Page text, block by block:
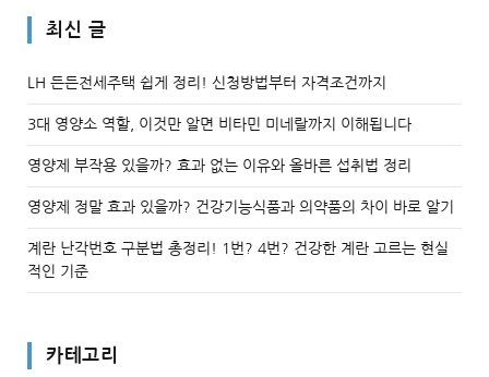
최신 글
LH 든든전세주택 쉽게 정리! 신청방법부터 자격조건까지
3대 영양소 역할, 이것만 알면 비타민 미네랄까지 이해됩니다
영양제 부작용 있을까? 효과 없는 이유와 올바른 섭취법 정리
영양제 정말 효과 있을까? 건강기능식품과 의약품의 차이 바로 알기
계란 난각번호 구분법 총정리! 1번? 4번? 건강한 계란 고르는 현실
적인 기준
카테고리